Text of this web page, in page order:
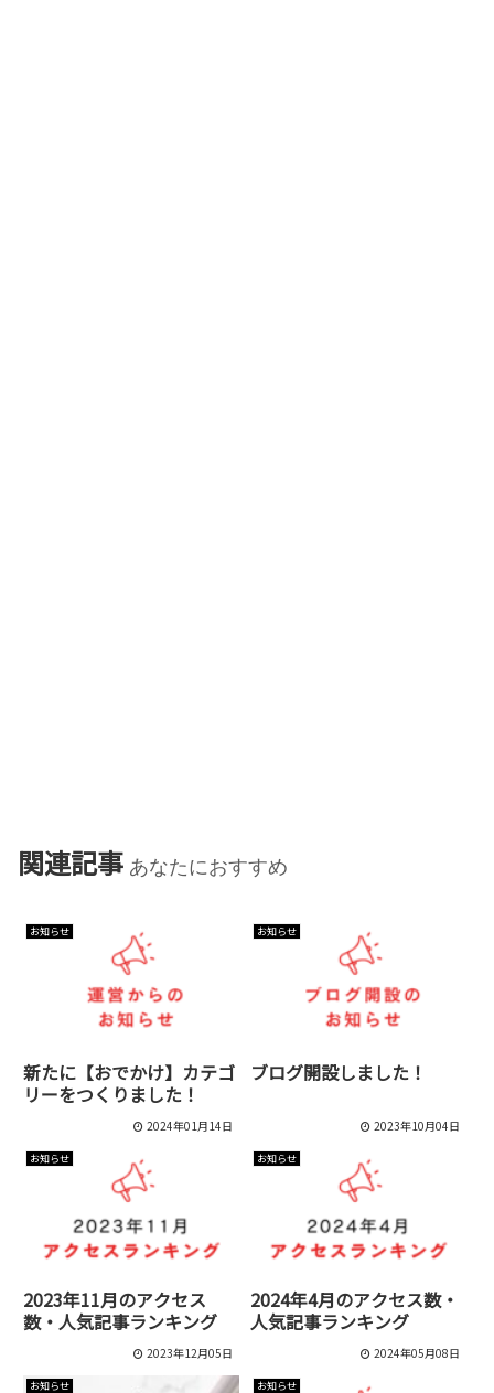
関連記事 あなたにおすすめ
お知らせ
新たに【おでかけ】カテゴ
リーをつくりました！
2024年01月14日
お知らせ
ブログ開設しました！
2023年10月04日
お知らせ
2023年11月のアクセス
数・人気記事ランキング
2023年12月05日
お知らせ
2024年4月のアクセス数・
人気記事ランキング
2024年05月08日
お知らせ お知らせ